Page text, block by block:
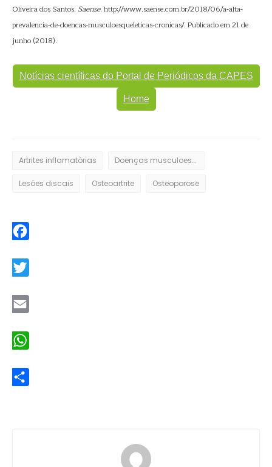
Oliveira dos Santos. Saense. http://www.saense.com.br/2018/06/a-alta-
prevalencia-de-doencas-musculoesqueleticas-cronicas/. Publicado em 21 de
junho (2018).
Notícias científicas do Portal de Periódicos da CAPES
Home
Artrites inflamatórias Doenças musculoesqueléticas crônicas
Lesões discais Osteoartrite Osteoporose